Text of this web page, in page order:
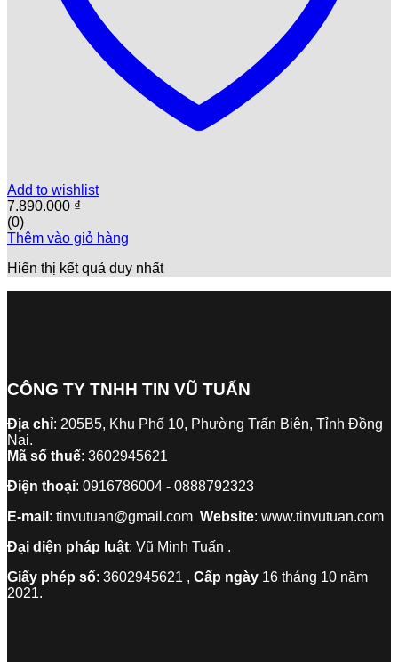
Add to wishlist
7.890.000 ₫
(0)
Thêm vào giỏ hàng
Hiển thị kết quả duy nhất
CÔNG TY TNHH TIN VŨ TUẤN
Địa chỉ: 205B5, Khu Phố 10, Phường Trấn Biên, Tỉnh Đồng
Nai.
Mã số thuế: 3602945621
Điện thoại: 0916786004 - 0888792323
E-mail : tinvutuan@gmail.com Website: www.tinvutuan.com
Đại diện pháp luật: Vũ Minh Tuấn .
Giấy phép số: 3602945621 , Cấp ngày 16 tháng 10 năm
2021.